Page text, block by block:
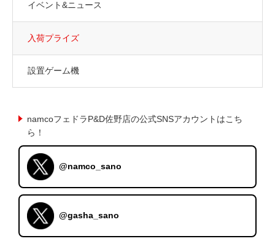
イベント&ニュース
入荷プライズ
設置ゲーム機
namcoフェドラP&D佐野店の公式SNSアカウントはこち
ら！
@namco_sano
@gasha_sano